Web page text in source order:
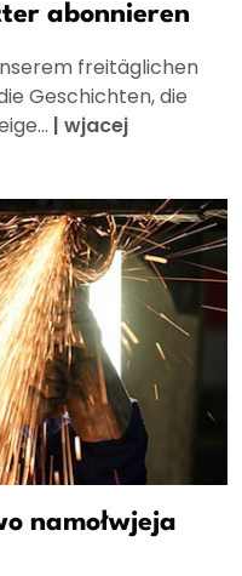
abonnieren
freitäglichen
Geschichten, die
| wjacej
namołwjeja